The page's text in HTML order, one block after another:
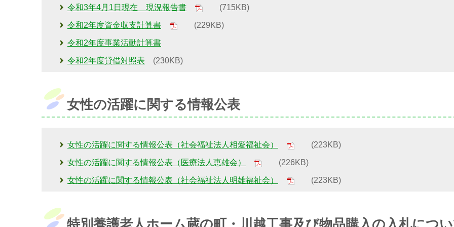
令和3年4月1日現在 現況報告書 (715KB)
令和2年度資金収支計算書 (229KB)
令和2年度事業活動計算書
令和2年度貸借対照表 (230KB)
女性の活躍に関する情報公表
女性の活躍に関する情報公表（社会福祉法人相愛福祉会） (223KB)
女性の活躍に関する情報公表（医療法人恵雄会） (226KB)
女性の活躍に関する情報公表（社会福祉法人明雄福祉会） (223KB)
特別養護老人ホーム蔵の町・川越工事及び物品購入の入札につ